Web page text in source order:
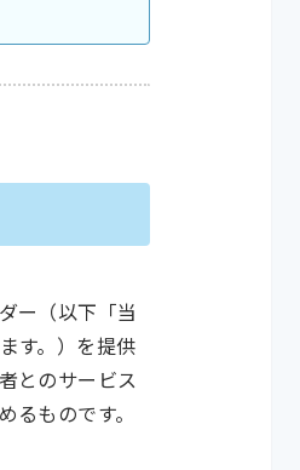
ー（以下「当
す。）を提供
とのサービス
ものです。